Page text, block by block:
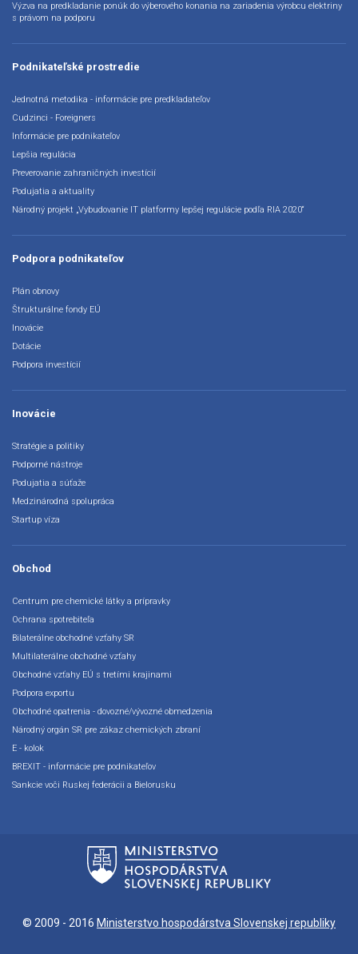
Výzva na predkladanie ponúk do výberového konania na zariadenia výrobcu elektriny
s právom na podporu
Podnikateľské prostredie
Jednotná metodika - informácie pre predkladateľov
Cudzinci - Foreigners
Informácie pre podnikateľov
Lepšia regulácia
Preverovanie zahraničných investícií
Podujatia a aktuality
Národný projekt „Vybudovanie IT platformy lepšej regulácie podľa RIA 2020“
Podpora podnikateľov
Plán obnovy
Štrukturálne fondy EÚ
Inovácie
Dotácie
Podpora investícií
Inovácie
Stratégie a politiky
Podporné nástroje
Podujatia a súťaže
Medzinárodná spolupráca
Startup víza
Obchod
Centrum pre chemické látky a prípravky
Ochrana spotrebiteľa
Bilaterálne obchodné vzťahy SR
Multilaterálne obchodné vzťahy
Obchodné vzťahy EÚ s tretími krajinami
Podpora exportu
Obchodné opatrenia - dovozné/vývozné obmedzenia
Národný orgán SR pre zákaz chemických zbraní
E - kolok
BREXIT - informácie pre podnikateľov
Sankcie voči Ruskej federácii a Bielorusku
© 2009 - 2016 Ministerstvo hospodárstva Slovenskej republiky